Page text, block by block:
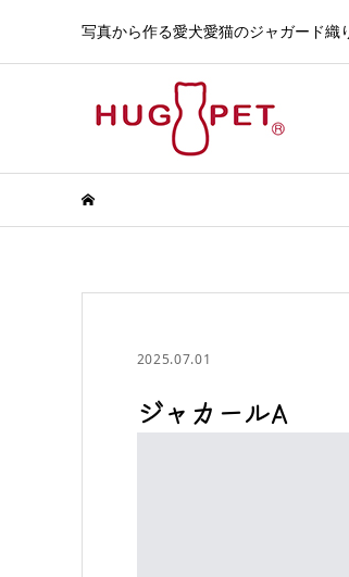
写真から作る愛犬愛猫のジャガード織
2025.07.01
ジャカールA